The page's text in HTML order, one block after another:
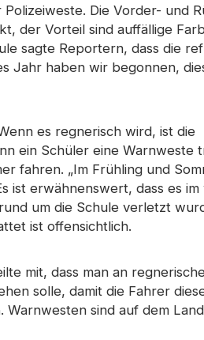
Stoff
Die Vorder- und
der Vorteil sind auffällige
sagte Reportern, dass die
Jahr haben wir begonnen,
es regnerisch wird, ist die
ein Schüler eine Warnweste
fahren. „Im Frühling und
ist erwähnenswert, dass es
um die Schule verletzt
ist offensichtlich.
mit, dass man an
solle, damit die Fahrer
sind auf dem